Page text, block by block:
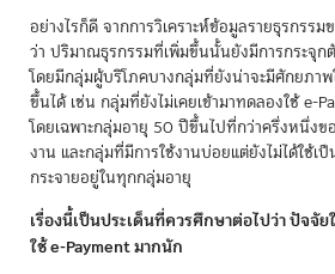
อย่างไรก็ดี จากการวิเคราะห์ข้อมูลรายธุรกรร
ว่า ปริมาณธุรกรรมที่เพิ่มขึ้นนั้นยังมีการกระจุก
โดยมีกลุ่มผู้บริโภคบางกลุ่มที่ยังน่าจะมีศักยภา
ขึ้นได้ เช่น กลุ่มที่ยังไม่เคยเข้ามาทดลองใช้ e-
โดยเฉพาะกลุ่มอายุ 50 ปีขึ้นไปที่กว่าครึ่งหนึ่งข
งาน และกลุ่มที่มีการใช้งานบ่อยแต่ยังไม่ได้ใช้เ
กระจายอยู่ในทุกกลุ่มอายุ
เรื่องนี้เป็นประเด็นที่ควรศึกษาต่อไปว่า ปัจจั
ใช้ e-Payment มากนัก